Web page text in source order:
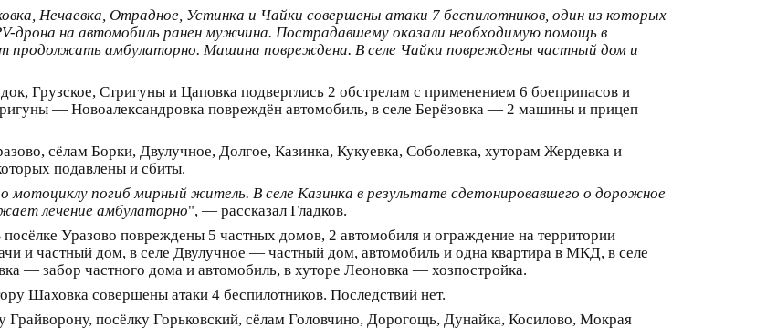
Нечаевка, Отрадное, Устинка и Чайки совершены атаки 7 беспилотников, один из которых
дрона на автомобиль ранен мужчина. Пострадавшему оказали необходимую помощь в
продолжать амбулаторно. Машина повреждена. В селе Чайки повреждены частный дом и
Грузское, Стригуны и Цаповка подверглись 2 обстрелам с применением 6 боеприпасов и
— Новоалександровка повреждён автомобиль, в селе Берёзовка — 2 машины и прицеп
сёлам Борки, Двулучное, Долгое, Казинка, Кукуевка, Соболевка, хуторам Жердевка и
подавлены и сбиты.
мотоциклу погиб мирный житель. В селе Казинка в результате сдетонировавшего о дорожное
лечение амбулаторно", — рассказал Гладков.
Уразово повреждены 5 частных домов, 2 автомобиля и ограждение на территории
и частный дом, в селе Двулучное — частный дом, автомобиль и одна квартира в МКД, в селе
— забор частного дома и автомобиль, в хуторе Леоновка — хозпостройка.
Шаховка совершены атаки 4 беспилотников. Последствий нет.
посёлку Горьковский, сёлам Головчино, Дорогощь, Дунайка, Косилово, Мокрая